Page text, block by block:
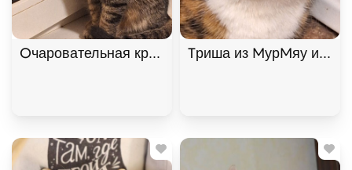
Очаровательная красавица София из МурМяу
Триша из МурМяу ищет